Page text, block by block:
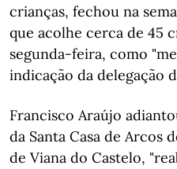
crianças, fechou na
que acolhe cerca de 45
segunda-feira, como
indicação da delegação
Francisco Araújo
da Santa Casa de Arcos
de Viana do Castelo,